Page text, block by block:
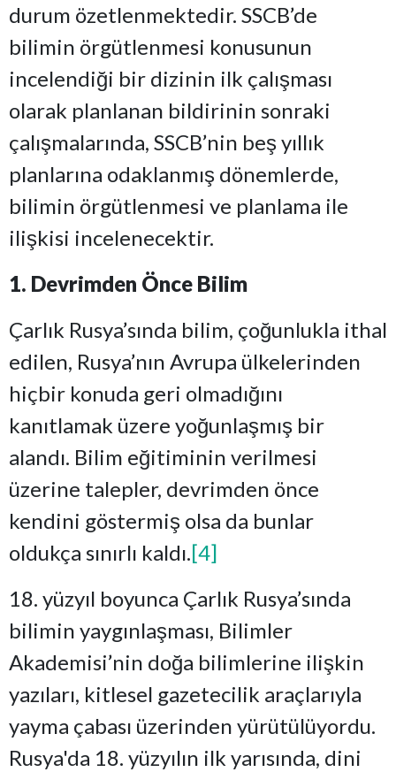
durum özetlenmektedir. SSCB’de
bilimin örgütlenmesi konusunun
incelendiği bir dizinin ilk çalışması
olarak planlanan bildirinin sonraki
çalışmalarında, SSCB’nin beş yıllık
planlarına odaklanmış dönemlerde,
bilimin örgütlenmesi ve planlama ile
ilişkisi incelenecektir.
1. Devrimden Önce Bilim
Çarlık Rusya’sında bilim, çoğunlukla ithal
edilen, Rusya’nın Avrupa ülkelerinden
hiçbir konuda geri olmadığını
kanıtlamak üzere yoğunlaşmış bir
alandı. Bilim eğitiminin verilmesi
üzerine talepler, devrimden önce
kendini göstermiş olsa da bunlar
oldukça sınırlı kaldı.[4]
18. yüzyıl boyunca Çarlık Rusya’sında
bilimin yaygınlaşması, Bilimler
Akademisi’nin doğa bilimlerine ilişkin
yazıları, kitlesel gazetecilik araçlarıyla
yayma çabası üzerinden yürütülüyordu.
Rusya'da 18. yüzyılın ilk yarısında, dini